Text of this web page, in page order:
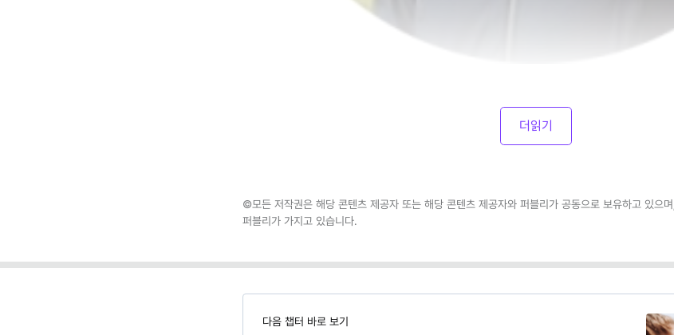
더읽기
©모든 저작권은 해당 콘텐츠 제공자 또는 해당 콘텐츠 제공자와 퍼블리가 공동으로 보유하고 있으
퍼블리가 가지고 있습니다.
다음 챕터 바로 보기